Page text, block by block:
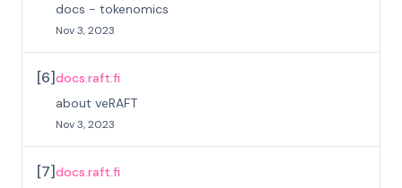
docs - tokenomics
Nov 3, 2023
[6]docs.raft.fi
about veRAFT
Nov 3, 2023
[7]docs.raft.fi